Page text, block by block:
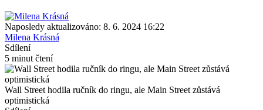
Naposledy aktualizováno: 8. 6. 2024 16:22
Milena Krásná
Sdílení
5 minut čtení
Wall Street hodila ručník do ringu, ale Main Street zůstává
optimistická